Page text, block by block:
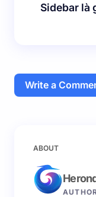
Sidebar là
Write a
Email của bạn
Name *
ABOUT